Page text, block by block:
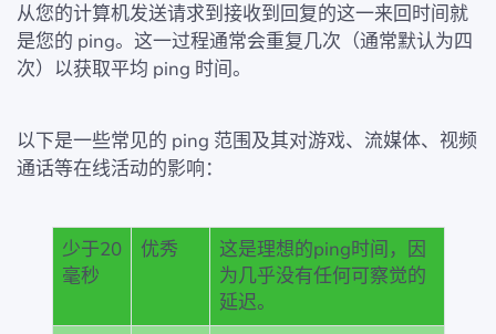
从您的计算机发送请求到接收到回复的这一来回时间就
是您的 ping。这一过程通常会重复几次（通常默认为四
次）以获取平均 ping 时间。
以下是一些常见的 ping 范围及其对游戏、流媒体、视频
通话等在线活动的影响：
少于20
毫秒
优秀
这是理想的ping时间，因
为几乎没有任何可察觉的
延迟。